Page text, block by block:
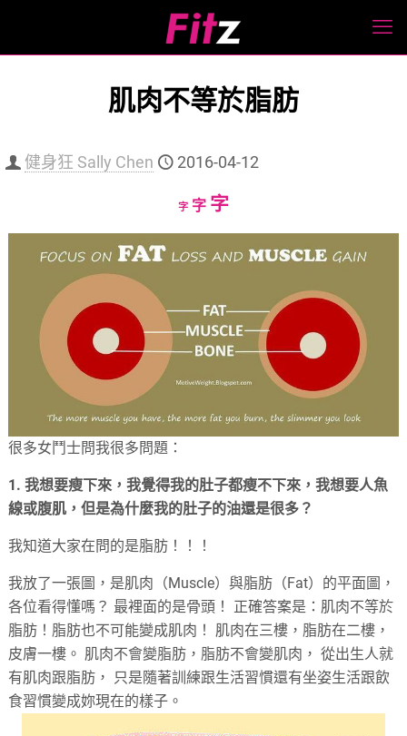
肌肉不等於脂肪
健身狂 Sally Chen 2016-04-12
字Decrease
size.
字Reset
size.
字Increase
size.
很多女鬥士問我很多問題：
1. 我想要瘦下來，我覺得我的肚子都瘦不下來，我想要人魚
線或腹肌，但是為什麼我的肚子的油還是很多？
我知道大家在問的是脂肪！！！
我放了一張圖，是肌肉（Muscle）與脂肪（Fat）的平面圖，
各位看得懂嗎？ 最裡面的是骨頭！ 正確答案是：肌肉不等於
脂肪！脂肪也不可能變成肌肉！ 肌肉在三樓，脂肪在二樓，
皮膚一樓。 肌肉不會變脂肪，脂肪不會變肌肉， 從出生人就
有肌肉跟脂肪， 只是隨著訓練跟生活習慣還有坐姿生活跟飲
食習慣變成妳現在的樣子。